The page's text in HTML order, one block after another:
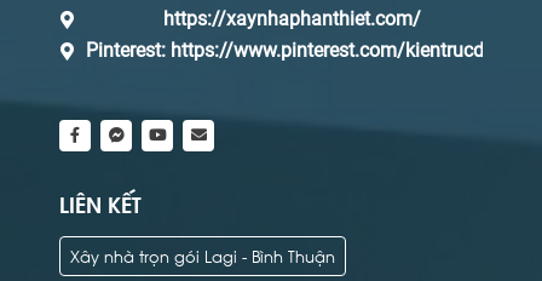
https://xaynhaphanthiet.com/
Pinterest: https://www.pinterest.com/kientrucdaq/
LIÊN KẾT
Xây nhà trọn gói Lagi - Bình Thuận